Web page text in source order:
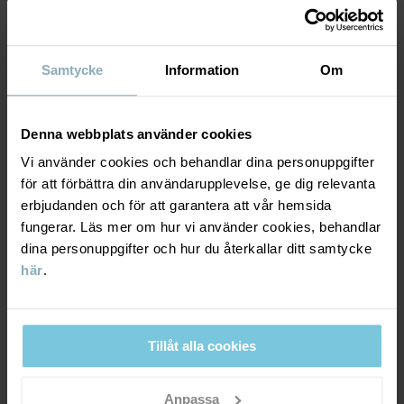
Samtycke Information Om
Denna webbplats använder cookies
Vi använder cookies och behandlar dina personuppgifter
för att förbättra din användarupplevelse, ge dig relevanta
erbjudanden och för att garantera att vår hemsida
fungerar. Läs mer om hur vi använder cookies, behandlar
dina personuppgifter och hur du återkallar ditt samtycke
här.
Tillåt alla cookies
Anpassa
Material
95% Cotton Organic
100% Polyester Recycled
Skötselråd
HÅLLBARHET
LEVERANS & RETUR
Leverans & retur
Leverans
kassan visas de tillgängliga leveransalternativ baserat på vilket
postnummer som ordern ska levereras till.
DU KANSKE OCKSÅ GILLAR